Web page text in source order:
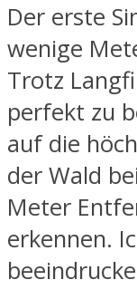
Der erste
wenige
Trotz
perfekt zu
auf die
der Wald
Meter
erkennen.